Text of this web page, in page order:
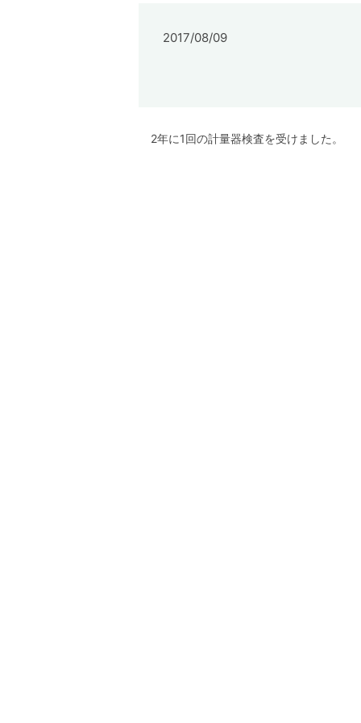
2017/08/09
2年に1回の計量器検査を受けました。